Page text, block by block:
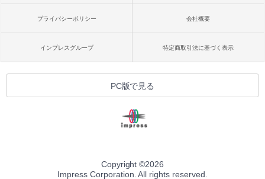
プライバシーポリシー 会社概要
インプレスグループ 特定商取引法に基づく表示
PC版で見る
Copyright ©2026
Impress Corporation. All rights reserved.